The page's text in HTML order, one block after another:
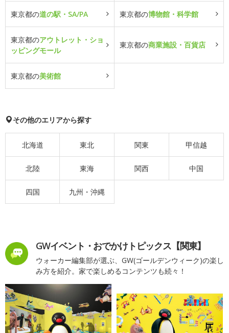
東京都の道の駅・SA/PA 東京都の博物館・科学館
東京都のアウトレット・ショ
ッピングモール
東京都の商業施設・百貨店
東京都の美術館
その他のエリアから探す
北海道 東北 関東 甲信越
北陸 東海 関西 中国
四国 九州・沖縄
GWイベント・おでかけトピックス【関東】
ウォーカー編集部が選ぶ、GW(ゴールデンウィーク)の楽し
み方を紹介。家で楽しめるコンテンツも続々！